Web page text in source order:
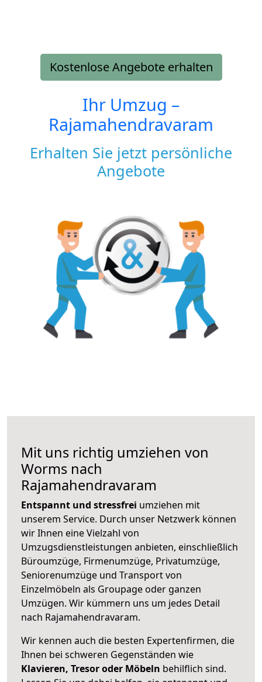
Kostenlose Angebote erhalten
Ihr Umzug –
Rajamahendravaram
Erhalten Sie jetzt persönliche
Angebote
Mit uns richtig umziehen von
Worms nach
Rajamahendravaram
Entspannt und stressfrei umziehen mit
unserem Service. Durch unser Netzwerk können
wir Ihnen eine Vielzahl von
Umzugsdienstleistungen anbieten, einschließlich
Büroumzüge, Firmenumzüge, Privatumzüge,
Seniorenumzüge und Transport von
Einzelmöbeln als Groupage oder ganzen
Umzügen. Wir kümmern uns um jedes Detail
nach Rajamahendravaram.
Wir kennen auch die besten Expertenfirmen, die
Ihnen bei schweren Gegenständen wie
Klavieren, Tresor oder Möbeln behilflich sind.